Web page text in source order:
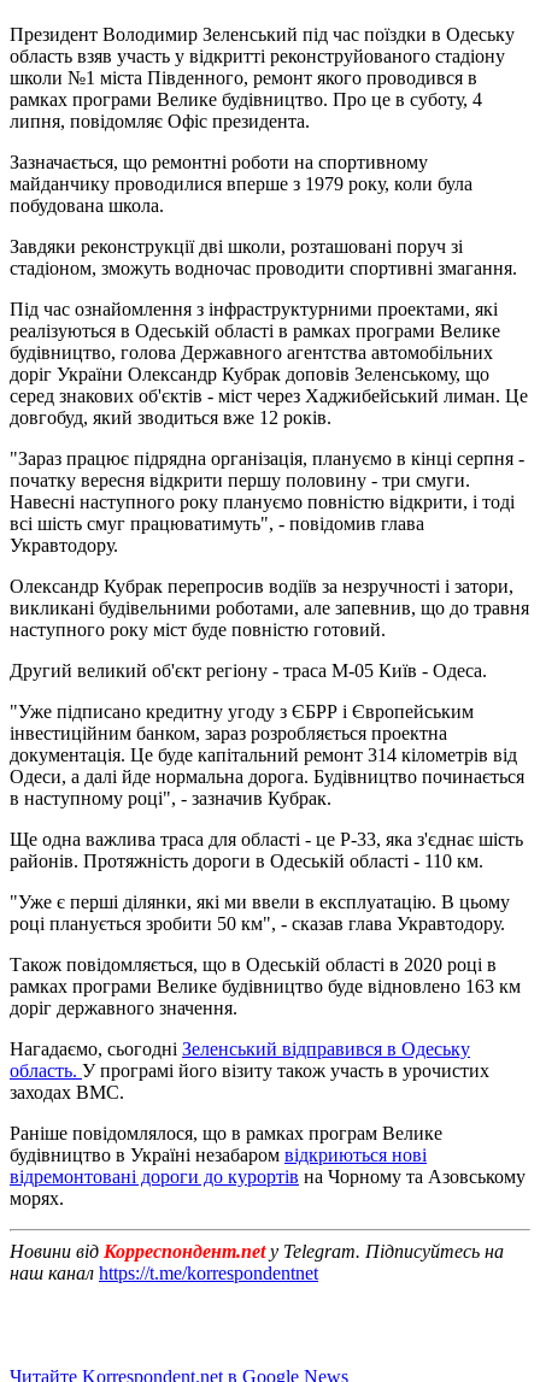
Президент Володимир Зеленський під час поїздки в Одеську
область взяв участь у відкритті реконструйованого стадіону
школи №1 міста Південного, ремонт якого проводився в
рамках програми Велике будівництво. Про це в суботу, 4
липня, повідомляє Офіс президента.
Зазначається, що ремонтні роботи на спортивному
майданчику проводилися вперше з 1979 року, коли була
побудована школа.
Завдяки реконструкції дві школи, розташовані поруч зі
стадіоном, зможуть водночас проводити спортивні змагання.
Під час ознайомлення з інфраструктурними проектами, які
реалізуються в Одеській області в рамках програми Велике
будівництво, голова Державного агентства автомобільних
доріг України Олександр Кубрак доповів Зеленському, що
серед знакових об'єктів - міст через Хаджибейський лиман. Це
довгобуд, який зводиться вже 12 років.
"Зараз працює підрядна організація, плануємо в кінці серпня -
початку вересня відкрити першу половину - три смуги.
Навесні наступного року плануємо повністю відкрити, і тоді
всі шість смуг працюватимуть", - повідомив глава
Укравтодору.
Олександр Кубрак перепросив водіїв за незручності і затори,
викликані будівельними роботами, але запевнив, що до травня
наступного року міст буде повністю готовий.
Другий великий об'єкт регіону - траса М-05 Київ - Одеса.
"Уже підписано кредитну угоду з ЄБРР і Європейським
інвестиційним банком, зараз розробляється проектна
документація. Це буде капітальний ремонт 314 кілометрів від
Одеси, а далі йде нормальна дорога. Будівництво починається
в наступному році", - зазначив Кубрак.
Ще одна важлива траса для області - це Р-33, яка з'єднає шість
районів. Протяжність дороги в Одеській області - 110 км.
"Уже є перші ділянки, які ми ввели в експлуатацію. В цьому
році планується зробити 50 км", - сказав глава Укравтодору.
Також повідомляється, що в Одеській області в 2020 році в
рамках програми Велике будівництво буде відновлено 163 км
доріг державного значення.
Нагадаємо, сьогодні Зеленський відправився в Одеську
область. У програмі його візиту також участь в урочистих
заходах ВМС.
Раніше повідомлялося, що в рамках програм Велике
будівництво в Україні незабаром відкриються нові
відремонтовані дороги до курортів на Чорному та Азовському
морях.
Новини від Корреспондент.net у Telegram. Підписуйтесь на
наш канал https://t.me/korrespondentnet
Читайте Korrespondent.net в Google News